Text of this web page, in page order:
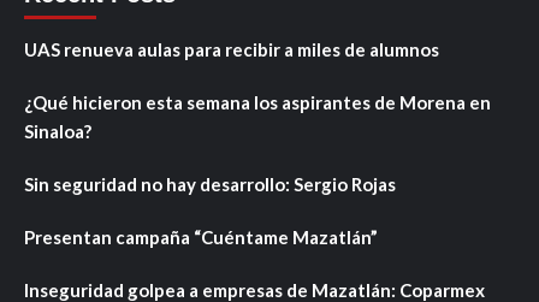
UAS renueva aulas para recibir a miles de alumnos
¿Qué hicieron esta semana los aspirantes de Morena en
Sinaloa?
Sin seguridad no hay desarrollo: Sergio Rojas
Presentan campaña “Cuéntame Mazatlán”
Inseguridad golpea a empresas de Mazatlán: Coparmex